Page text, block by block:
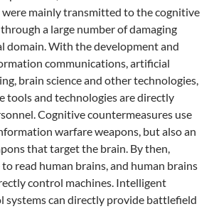
mainly transmitted to the cognitive
a large number of damaging
domain. With the development and
communications, artificial
brain science and other technologies,
tools and technologies are directly
Cognitive countermeasures use
warfare weapons, but also an
that target the brain. By then,
read human brains, and human brains
control machines. Intelligent
systems can directly provide battlefield